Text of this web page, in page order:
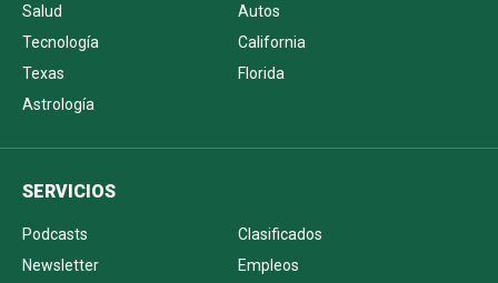
Salud
Autos
Tecnología
California
Texas
Florida
Astrología
SERVICIOS
Podcasts
Clasificados
Newsletter
Empleos